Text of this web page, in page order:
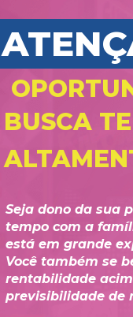
BUSCA
Seja dono da sua
tempo com a
está em grande
Você também se
rentabilidade
previsibilidade de